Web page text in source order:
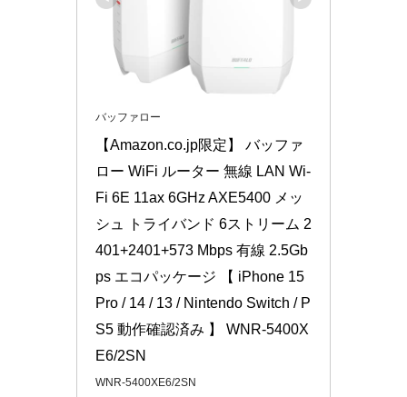
バッファロー
【Amazon.co.jp限定】 バッファ
ロー WiFi ルーター 無線 LAN Wi-
Fi 6E 11ax 6GHz AXE5400 メッ
シュ トライバンド 6ストリーム 2
401+2401+573 Mbps 有線 2.5Gb
ps エコパッケージ 【 iPhone 15
Pro / 14 / 13 / Nintendo Switch / P
S5 動作確認済み 】 WNR-5400X
E6/2SN
WNR-5400XE6/2SN